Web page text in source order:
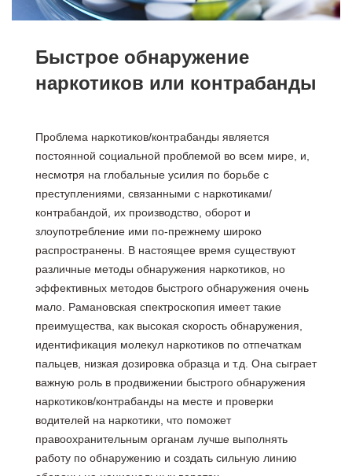
Быстрое обнаружение
наркотиков или контрабанды
Проблема наркотиков/контрабанды является
постоянной социальной проблемой во всем мире, и,
несмотря на глобальные усилия по борьбе с
преступлениями, связанными с наркотиками/
контрабандой, их производство, оборот и
злоупотребление ими по-прежнему широко
распространены. В настоящее время существуют
различные методы обнаружения наркотиков, но
эффективных методов быстрого обнаружения очень
мало. Рамановская спектроскопия имеет такие
преимущества, как высокая скорость обнаружения,
идентификация молекул наркотиков по отпечаткам
пальцев, низкая дозировка образца и т.д. Она сыграет
важную роль в продвижении быстрого обнаружения
наркотиков/контрабанды на месте и проверки
водителей на наркотики, что поможет
правоохранительным органам лучше выполнять
работу по обнаружению и создать сильную линию